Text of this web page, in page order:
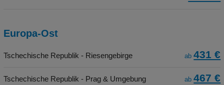
Europa-Ost
Tschechische Republik - Riesengebirge ab 431 €
Tschechische Republik - Prag & Umgebung ab 467 €